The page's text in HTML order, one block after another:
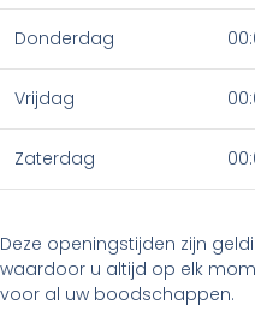
Donderdag
Vrijdag
Zaterdag
Deze openingstijden zijn
waardoor u altijd op elk
voor al uw boodschappen.